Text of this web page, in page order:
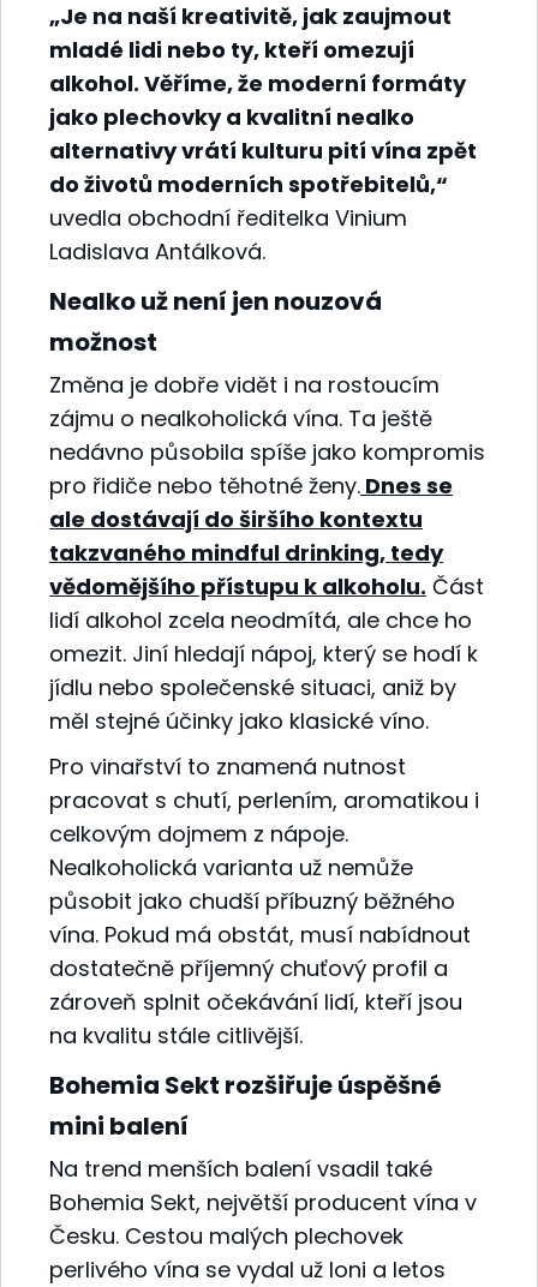
„Je na naší kreativitě, jak zaujmout
mladé lidi nebo ty, kteří omezují
alkohol. Věříme, že moderní formáty
jako plechovky a kvalitní nealko
alternativy vrátí kulturu pití vína zpět
do životů moderních spotřebitelů,“
uvedla obchodní ředitelka Vinium
Ladislava Antálková.
Nealko už není jen nouzová
možnost
Změna je dobře vidět i na rostoucím
zájmu o nealkoholická vína. Ta ještě
nedávno působila spíše jako kompromis
pro řidiče nebo těhotné ženy. Dnes se
ale dostávají do širšího kontextu
takzvaného mindful drinking, tedy
vědomějšího přístupu k alkoholu. Část
lidí alkohol zcela neodmítá, ale chce ho
omezit. Jiní hledají nápoj, který se hodí k
jídlu nebo společenské situaci, aniž by
měl stejné účinky jako klasické víno.
Pro vinařství to znamená nutnost
pracovat s chutí, perlením, aromatikou i
celkovým dojmem z nápoje.
Nealkoholická varianta už nemůže
působit jako chudší příbuzný běžného
vína. Pokud má obstát, musí nabídnout
dostatečně příjemný chuťový profil a
zároveň splnit očekávání lidí, kteří jsou
na kvalitu stále citlivější.
Bohemia Sekt rozšiřuje úspěšné
mini balení
Na trend menších balení vsadil také
Bohemia Sekt, největší producent vína v
Česku. Cestou malých plechovek
perlivého vína se vydal už loni a letos